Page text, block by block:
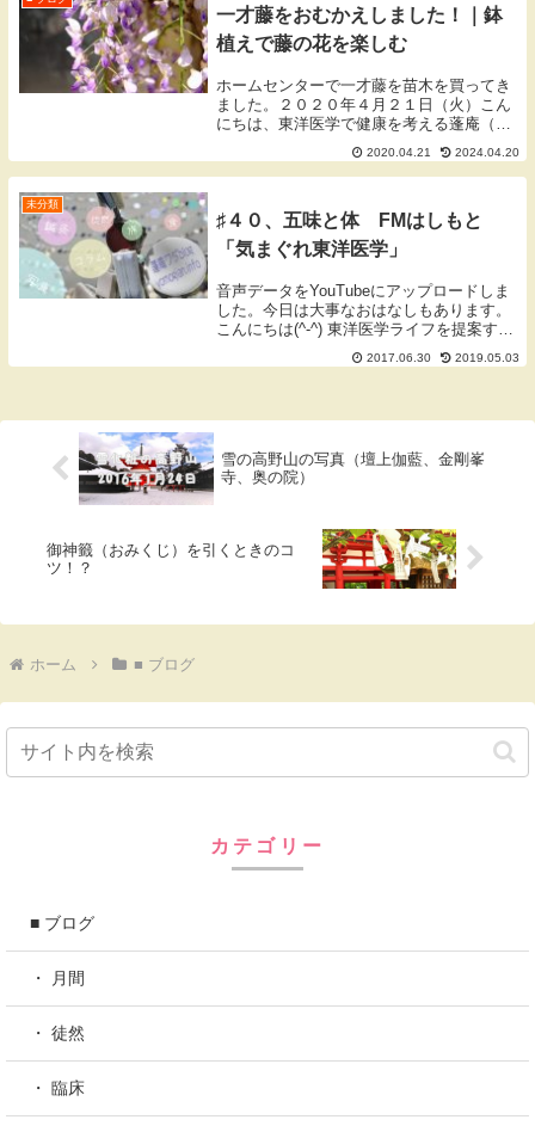
一才藤をおむかえしました！｜鉢
植えで藤の花を楽しむ
ホームセンターで一才藤を苗木を買ってき
ました。２０２０年４月２１日（火）こん
にちは、東洋医学で健康を考える蓬庵（よ
もぎあん）のワダです。ブログをご覧いた
だきありがとうございます。一才藤概要昨
年に蓬庵の前に置いてあった一才桜の鉢植
2020.04.21 2024.04.20
未分類
♯４０、五味と体 FMはしもと
「気まぐれ東洋医学」
音声データをYouTubeにアップロードしま
した。今日は大事なおはなしもあります。
こんにちは(^-^) 東洋医学ライフを提案する
蓬庵（よもぎあん）の和田です。 ＦＭはし
もと（816MHz）、水野夏希のラジオdeブ
2017.06.30 2019.05.03
雪の高野山の写真（壇上伽藍、金剛峯
寺、奥の院）
御神籤（おみくじ）を引くときのコ
ツ！？
ホーム ■ ブログ
カテゴリー
■ ブログ
・ 月間
・ 徒然
・ 臨床